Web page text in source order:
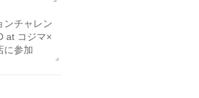
ンチャレン
at コジマ×
に参加